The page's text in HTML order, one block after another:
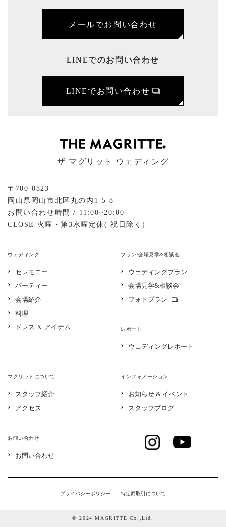
メールでお問い合わせ
LINEでのお問い合わせ
LINEでお問い合わせ
ザ マグリット ウェディング
〒700-0823
岡山県岡山市北区丸の内1-5-8
お問い合わせ時間 / 11:00~20:00
CLOSE 火曜・第3水曜定休( 祝日除く)
ウェディング
セレモニー
パーティー
会場紹介
料理
ドレス ＆ アイテム
プラン/会場見学&相談会
ウェディングプラン
会場見学&相談会
フォトプラン
レポート
ウェディングレポート
マグリットについて
スタッフ紹介
アクセス
お問い合わせ
お問い合わせ
インフォメーション
お知らせ & イベント
スタッフブログ
プライバシーポリシー 特定商取引について
© 2024 MAGRITTE Co.,Ltd.